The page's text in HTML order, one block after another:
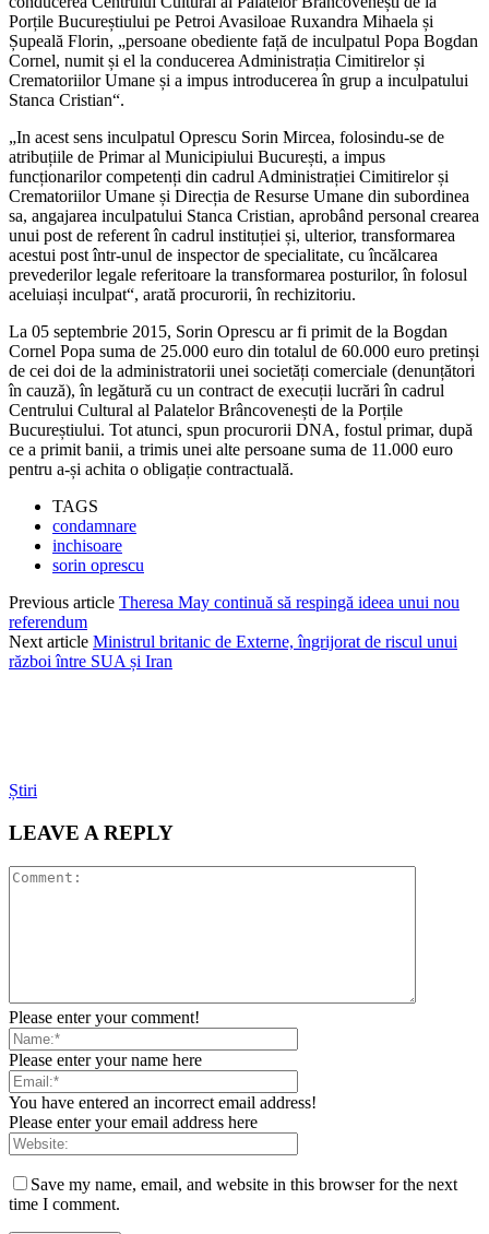
Porțile Bucureștiului pe Petroi Avasiloae Ruxandra Mihaela și
Șupeală Florin, „persoane obediente față de inculpatul Popa Bogdan
Cornel, numit și el la conducerea Administrația Cimitirelor și
Crematoriilor Umane și a impus introducerea în grup a inculpatului
Stanca Cristian“.
„In acest sens inculpatul Oprescu Sorin Mircea, folosindu-se de
atribuțiile de Primar al Municipiului București, a impus
funcționarilor competenți din cadrul Administrației Cimitirelor și
Crematoriilor Umane și Direcția de Resurse Umane din subordinea
sa, angajarea inculpatului Stanca Cristian, aprobând personal crearea
unui post de referent în cadrul instituției și, ulterior, transformarea
acestui post într-unul de inspector de specialitate, cu încălcarea
prevederilor legale referitoare la transformarea posturilor, în folosul
aceluiași inculpat“, arată procurorii, în rechizitoriu.
La 05 septembrie 2015, Sorin Oprescu ar fi primit de la Bogdan
Cornel Popa suma de 25.000 euro din totalul de 60.000 euro pretinși
de cei doi de la administratorii unei societăți comerciale (denunțători
în cauză), în legătură cu un contract de execuții lucrări în cadrul
Centrului Cultural al Palatelor Brâncovenești de la Porțile
Bucureștiului. Tot atunci, spun procurorii DNA, fostul primar, după
ce a primit banii, a trimis unei alte persoane suma de 11.000 euro
pentru a-și achita o obligație contractuală.
TAGS
condamnare
inchisoare
sorin oprescu
Previous article Theresa May continuă să respingă ideea unui nou
referendum
Next article Ministrul britanic de Externe, îngrijorat de riscul unui
război între SUA și Iran
Știri
LEAVE A REPLY
Please enter your comment!
Please enter your name here
You have entered an incorrect email address!
Please enter your email address here
Save my name, email, and website in this browser for the next
time I comment.